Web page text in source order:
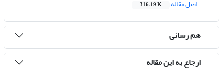
اصل مقاله
316.19 K
هم رسانی
ارجاع به این مقاله